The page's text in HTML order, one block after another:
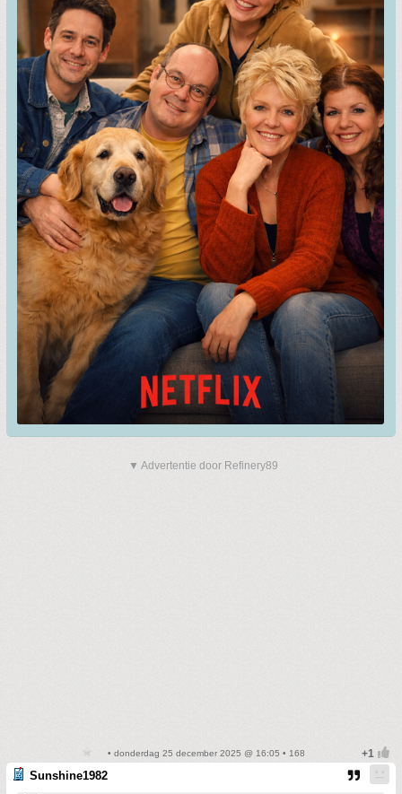
▼ Advertentie door Refinery89
• donderdag 25 december 2025 @ 16:05 • 168
Sunshine1982